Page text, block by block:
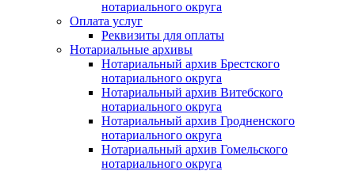
нотариального округа
Оплата услуг
Реквизиты для оплаты
Нотариальные архивы
Нотариальный архив Брестского
нотариального округа
Нотариальный архив Витебского
нотариального округа
Нотариальный архив Гродненского
нотариального округа
Нотариальный архив Гомельского
нотариального округа